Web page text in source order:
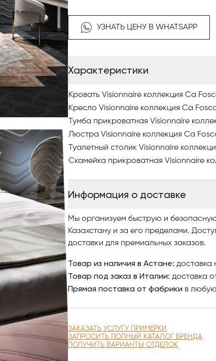
Чтобы купить итальянскую мебель в
наш интернет-каталог, где
Antonovich Home.
УЗНАТЬ ЦЕНУ В WHATSAPP
Характеристики
Кровать Visionnaire коллекция Ca
Кресло Visionnaire коллекция Ca
Тумба прикроватная Visionnaire
Люстра Visionnaire коллекция Ca
Туалетный столик Visionnaire
Скамейка прикроватная Visionnaire
Информация о доставке
Мы организуем быструю и
Казахстану и за его пределами.
доставки для премиальных заказов.
Товар из наличия в Астане: доставка
Товар под заказ в Италии: доставка
Прямая поставка от фабрики в
ЗАКАЗАТЬ УСЛУГУ ПРИМЕРКИ
ЗАПРОСИТЬ ПОЛНЫЙ КАТАЛОГ БРЕНДА
ПОЛУЧИТЬ ВАРИАНТЫ ОТДЕЛОК